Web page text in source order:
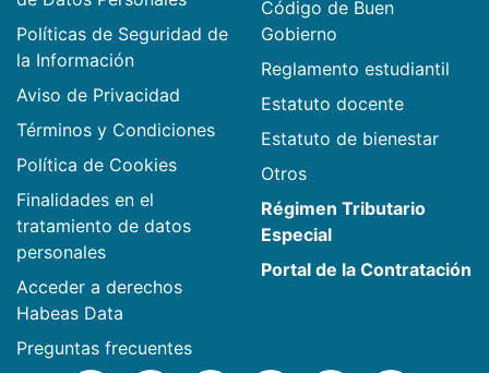
Políticas de Seguridad de
la Información
Aviso de Privacidad
Términos y Condiciones
Política de Cookies
Finalidades en el
tratamiento de datos
personales
Acceder a derechos
Habeas Data
Preguntas frecuentes
Código de Buen
Gobierno
Reglamento estudiantil
Estatuto docente
Estatuto de bienestar
Otros
Régimen Tributario
Especial
Portal de la Contratación